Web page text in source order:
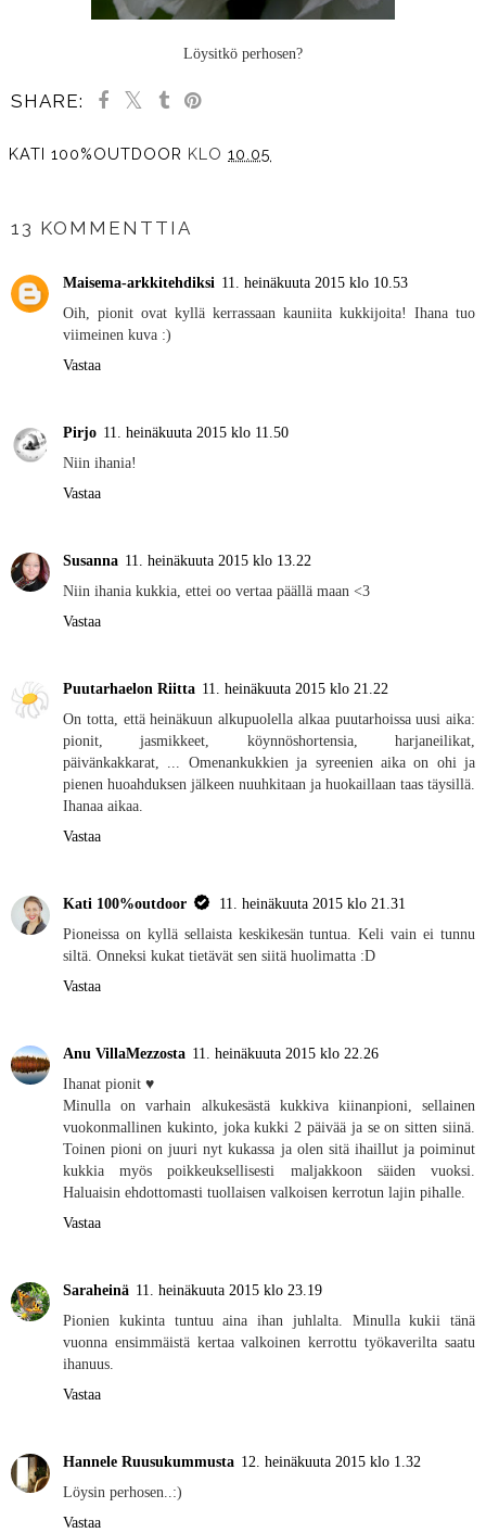
Löysitkö perhosen?
SHARE:
KATI 100%OUTDOOR KLO 10.05
13 KOMMENTTIA
Maisema-arkkitehdiksi 11. heinäkuuta 2015 klo 10.53
Oih, pionit ovat kyllä kerrassaan kauniita kukkijoita! Ihana tuo
viimeinen kuva :)
Vastaa
Pirjo 11. heinäkuuta 2015 klo 11.50
Niin ihania!
Vastaa
Susanna 11. heinäkuuta 2015 klo 13.22
Niin ihania kukkia, ettei oo vertaa päällä maan <3
Vastaa
Puutarhaelon Riitta 11. heinäkuuta 2015 klo 21.22
On totta, että heinäkuun alkupuolella alkaa puutarhoissa uusi aika:
pionit, jasmikkeet, köynnöshortensia, harjaneilikat,
päivänkakkarat, ... Omenankukkien ja syreenien aika on ohi ja
pienen huoahduksen jälkeen nuuhkitaan ja huokaillaan taas täysillä.
Ihanaa aikaa.
Vastaa
Kati 100%outdoor
11. heinäkuuta 2015 klo 21.31
Pioneissa on kyllä sellaista keskikesän tuntua. Keli vain ei tunnu
siltä. Onneksi kukat tietävät sen siitä huolimatta :D
Vastaa
Anu VillaMezzosta 11. heinäkuuta 2015 klo 22.26
Ihanat pionit ♥︎
Minulla on varhain alkukesästä kukkiva kiinanpioni, sellainen
vuokonmallinen kukinto, joka kukki 2 päivää ja se on sitten siinä.
Toinen pioni on juuri nyt kukassa ja olen sitä ihaillut ja poiminut
kukkia myös poikkeuksellisesti maljakkoon säiden vuoksi.
Haluaisin ehdottomasti tuollaisen valkoisen kerrotun lajin pihalle.
Vastaa
Saraheinä 11. heinäkuuta 2015 klo 23.19
Pionien kukinta tuntuu aina ihan juhlalta. Minulla kukii tänä
vuonna ensimmäistä kertaa valkoinen kerrottu työkaverilta saatu
ihanuus.
Vastaa
Hannele Ruusukummusta 12. heinäkuuta 2015 klo 1.32
Löysin perhosen..:)
Vastaa